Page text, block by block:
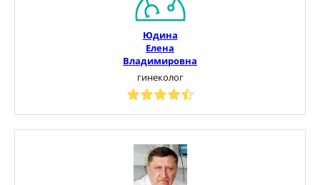
Юдина
Елена
Владимировна
гинеколог